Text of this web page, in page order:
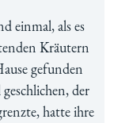
einmal, als es
Kräutern
gefunden
der
hatte ihre